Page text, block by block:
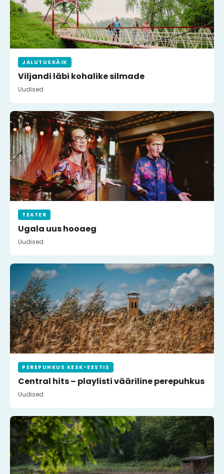
JALUTUSKÄIK
Viljandi läbi kohalike silmade
Uudised
TEATER
Ugala uus hooaeg
Uudised
PEREPUHKUS KESK-EESTIS
Central hits – playlisti vääriline perepuhkus
Uudised